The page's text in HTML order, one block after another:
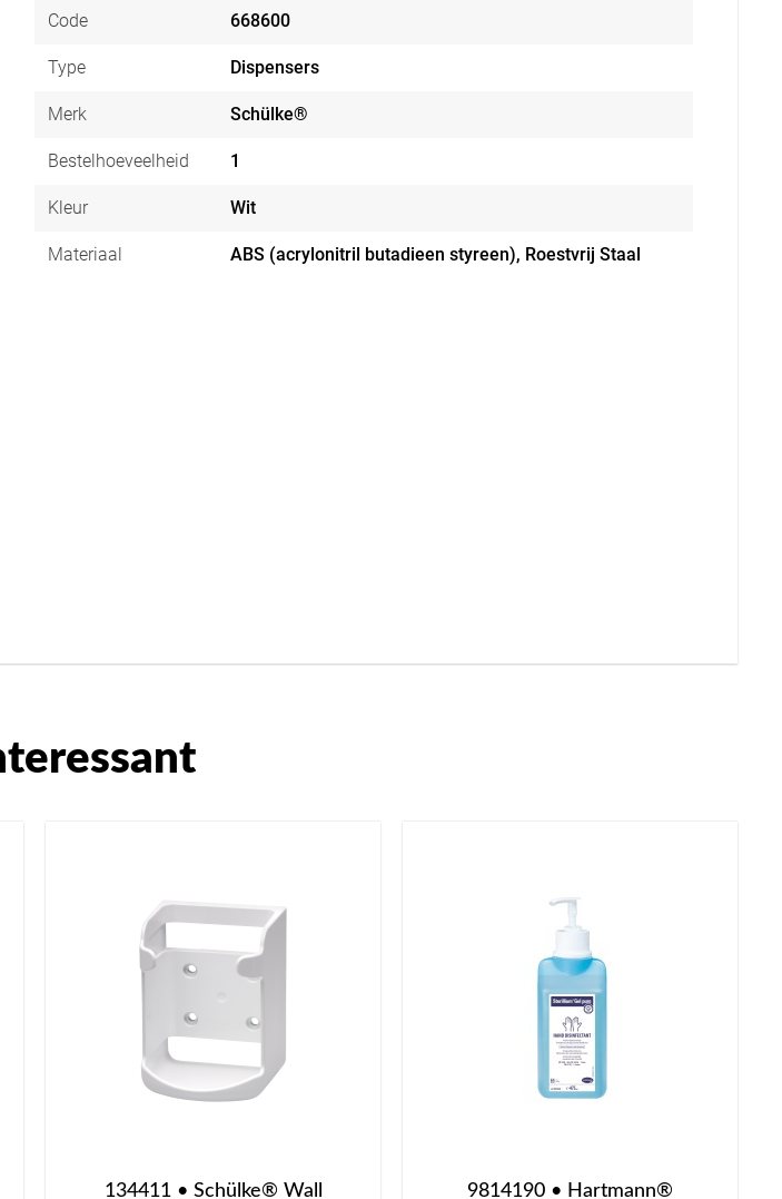
Code 668600
Type Dispensers
Merk Schülke®
Bestelhoeveelheid 1
Kleur Wit
Materiaal ABS (acrylonitril butadieen styreen), Roestvrij Staal
134411 • Schülke® Wall
9814190 • Hartmann®